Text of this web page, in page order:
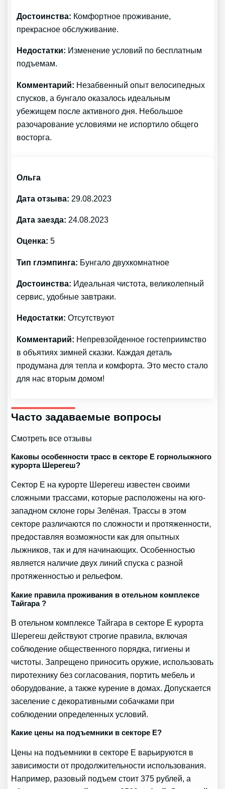
Достоинства: Комфортное проживание,
прекрасное обслуживание.
Недостатки: Изменение условий по бесплатным
подъемам.
Комментарий: Незабвенный опыт велосипедных
спусков, а бунгало оказалось идеальным
убежищем после активного дня. Небольшое
разочарование условиями не испортило общего
восторга.
Ольга
Дата отзыва: 29.08.2023
Дата заезда: 24.08.2023
Оценка: 5
Тип глэмпинга: Бунгало двухкомнатное
Достоинства: Идеальная чистота, великолепный
сервис, удобные завтраки.
Недостатки: Отсутствуют
Комментарий: Непревзойденное гостеприимство
в объятиях зимней сказки. Каждая деталь
продумана для тепла и комфорта. Это место стало
для нас вторым домом!
Часто задаваемые вопросы
Смотреть все отзывы
Каковы особенности трасс в секторе Е горнолыжного
курорта Шерегеш?
Сектор Е на курорте Шерегеш известен своими
сложными трассами, которые расположены на юго-
западном склоне горы Зелёная. Трассы в этом
секторе различаются по сложности и протяженности,
предоставляя возможности как для опытных
лыжников, так и для начинающих. Особенностью
является наличие двух линий спуска с разной
протяженностью и рельефом.
Какие правила проживания в отельном комплексе
Тайгара ?
В отельном комплексе Тайгара в секторе Е курорта
Шерегеш действуют строгие правила, включая
соблюдение общественного порядка, гигиены и
чистоты. Запрещено приносить оружие, использовать
пиротехнику без согласования, портить мебель и
оборудование, а также курение в домах. Допускается
заселение с декоративными собачками при
соблюдении определенных условий.
Какие цены на подъемники в секторе Е?
Цены на подъемники в секторе Е варьируются в
зависимости от продолжительности использования.
Например, разовый подъем стоит 375 рублей, а